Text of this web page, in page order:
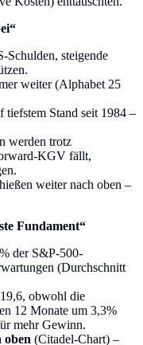
Schulden, steigende
weiter (Alphabet 25
tiefstem Stand seit 1984 –
werden trotz
KGV fällt,
weiter nach oben –
Fundament“
der S&P-500-
(Durchschnitt
obwohl die
12 Monate um 3,3%
mehr Gewinn.
oben (Citadel-Chart) –